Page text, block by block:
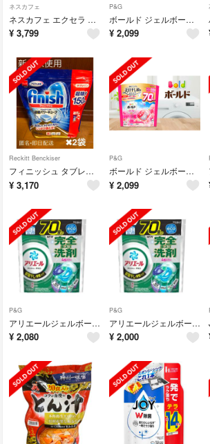
ネスカフェ
ネスカフェ エクセラ つめかえ用 360g ×2袋
¥ 3,799
P&G
ボールド ジェルボール 4D プレミアム 洗濯洗剤詰替え 70個
¥ 2,099
Reckitt Benckiser
フィニッシュ タブレット5g 150個入 2袋 食洗機用洗剤
¥ 3,170
P&G
ボールド ジェルボール 4D プレミアム 洗濯洗剤詰替え 70個
¥ 2,099
P&G
アリエールジェルボール4D部屋干し用 詰替 70個
¥ 2,080
P&G
アリエールジェルボール4D部屋干し用 詰替 70個
¥ 2,000